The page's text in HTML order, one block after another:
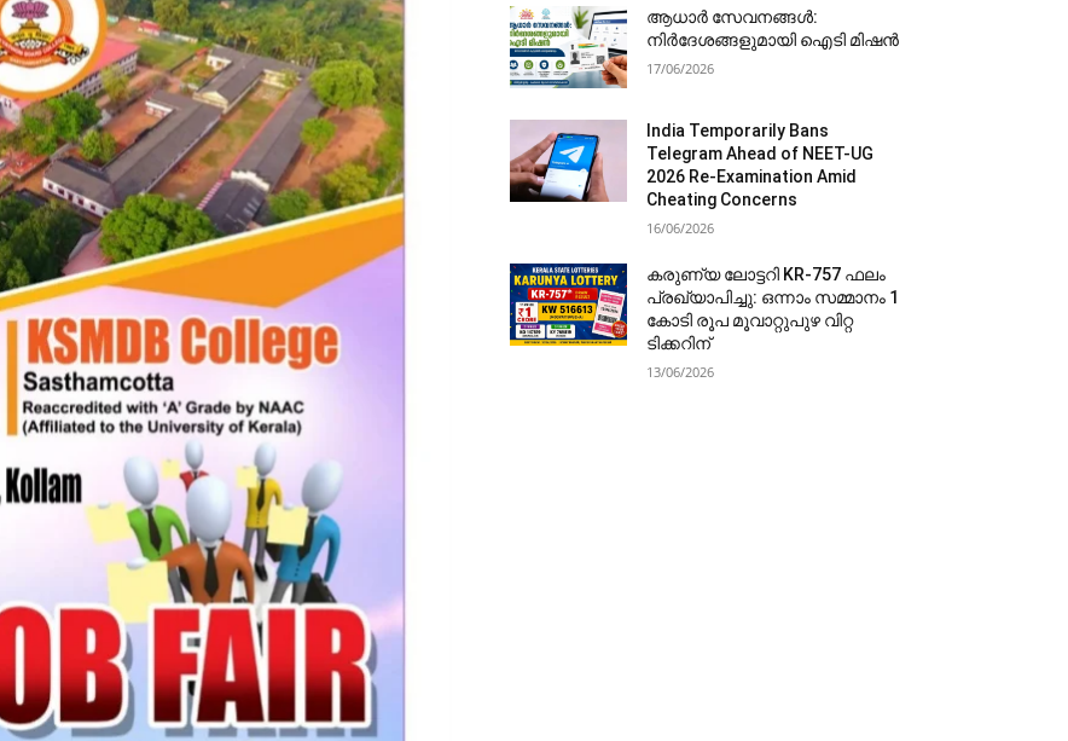
ആധാർ സേവനങ്ങൾ:
നിർദേശങ്ങളുമായി ഐടി മിഷൻ
17/06/2026
India Temporarily Bans
Telegram Ahead of NEET-UG
2026 Re-Examination Amid
Cheating Concerns
16/06/2026
കരുണ്യ ലോട്ടറി KR-757 ഫലം
പ്രഖ്യാപിച്ചു: ഒന്നാം സമ്മാനം 1
കോടി രൂപ മൂവാറ്റുപുഴ വിറ്റ
ടിക്കറിന്
13/06/2026